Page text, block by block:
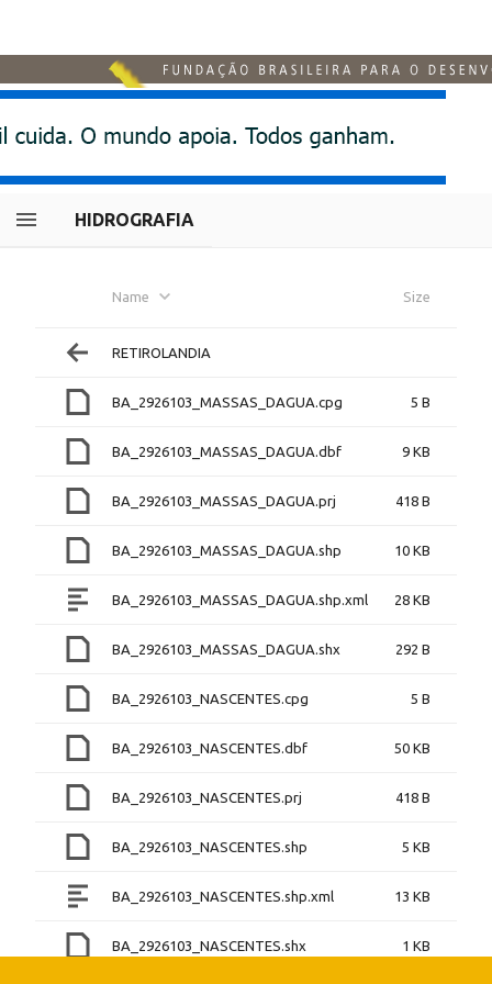
HIDROGRAFIA
Name Size
RETIROLANDIA
BA_2926103_MASSAS_DAGUA.cpg 5 B
BA_2926103_MASSAS_DAGUA.dbf 9 KB
BA_2926103_MASSAS_DAGUA.prj 418 B
BA_2926103_MASSAS_DAGUA.shp 10 KB
BA_2926103_MASSAS_DAGUA.shp.xml 28 KB
BA_2926103_MASSAS_DAGUA.shx 292 B
BA_2926103_NASCENTES.cpg 5 B
BA_2926103_NASCENTES.dbf 50 KB
BA_2926103_NASCENTES.prj 418 B
BA_2926103_NASCENTES.shp 5 KB
BA_2926103_NASCENTES.shp.xml 13 KB
BA_2926103_NASCENTES.shx 1 KB